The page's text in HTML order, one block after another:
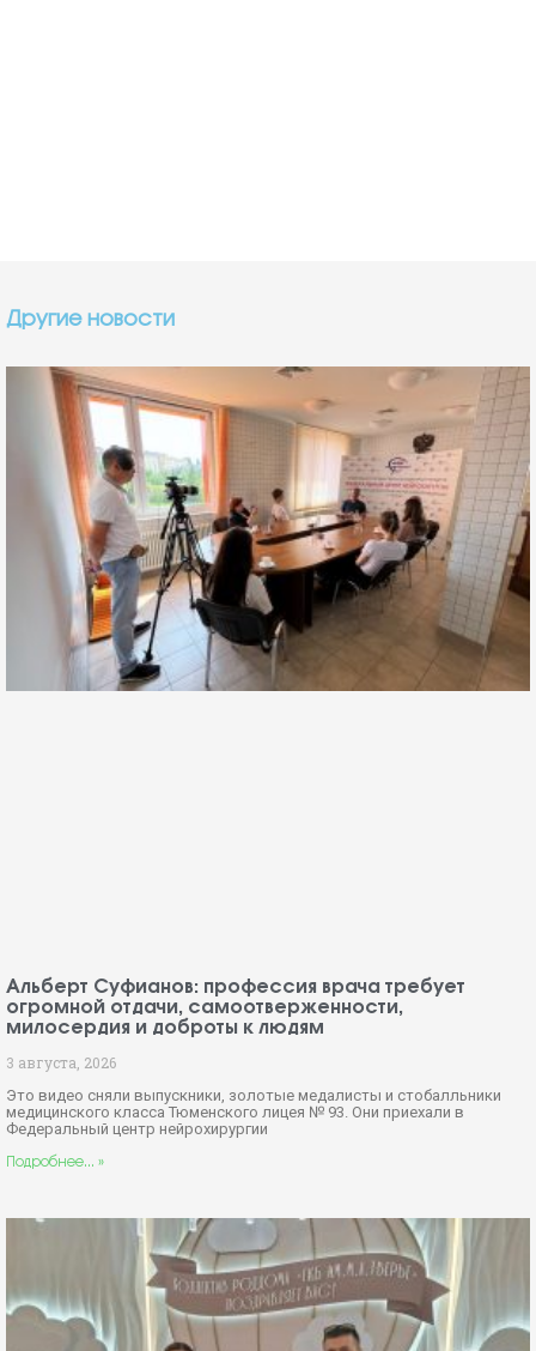
Другие новости
Альберт Суфианов: профессия врача требует
огромной отдачи, самоотверженности,
милосердия и доброты к людям
3 августа, 2026
Это видео сняли выпускники, золотые медалисты и стобалльники
медицинского класса Тюменского лицея № 93. Они приехали в
Федеральный центр нейрохирургии
Подробнее... »